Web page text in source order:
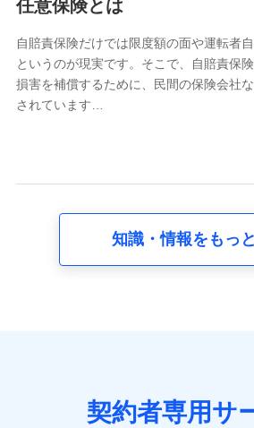
当社又は株式会社NTTドコモが提供
又は株式会社NTTドコモが提供する
約状態・ご利用履歴インターネット
る情報、アプリケーション利用時の
購入されたサービスや商品の名称・
する情報、アンケートの回答に関す
の内容、保険料、保険料のお支払方
走行距離などの情報、建物の構造や
険契約に関する情報。例として、保
者の氏名、住所、生年月日、性別、
任意保険とは
自賠責保険だけでは限度額の面や運転者
というのが現実です。そこで、自賠責保
損害を補償するために、民間の保険会社
されています…
知識・情報をもっ
契約者専用サ